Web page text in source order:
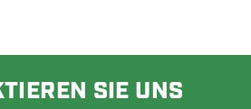
SIE UNS